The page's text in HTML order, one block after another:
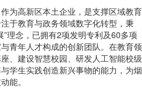
高新区本土企业，是支撑区域教育
于教育与政务领域数字化转型，秉
理念，已拥有2项发明专利及60多项
青年人才构成的创新团队。在教育领
、建设智慧校园、研发人工智能校级
学生实践创造新兴事物的能力，为烟
能。